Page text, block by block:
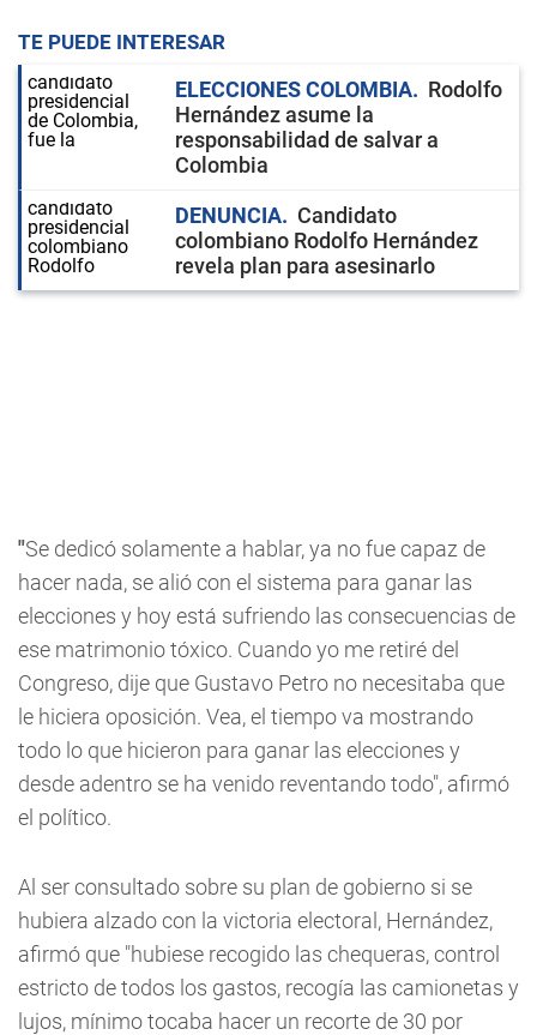
TE PUEDE INTERESAR
ELECCIONES COLOMBIA
Rodolfo
Hernández asume la
responsabilidad de salvar a
Colombia
DENUNCIA
Candidato
colombiano Rodolfo Hernández
revela plan para asesinarlo
"Se dedicó solamente a hablar, ya no fue capaz de
hacer nada, se alió con el sistema para ganar las
elecciones y hoy está sufriendo las consecuencias de
ese matrimonio tóxico. Cuando yo me retiré del
Congreso, dije que Gustavo Petro no necesitaba que
le hiciera oposición. Vea, el tiempo va mostrando
todo lo que hicieron para ganar las elecciones y
desde adentro se ha venido reventando todo", afirmó
el político.
Al ser consultado sobre su plan de gobierno si se
hubiera alzado con la victoria electoral, Hernández,
afirmó que "hubiese recogido las chequeras, control
estricto de todos los gastos, recogía las camionetas y
lujos, mínimo tocaba hacer un recorte de 30 por